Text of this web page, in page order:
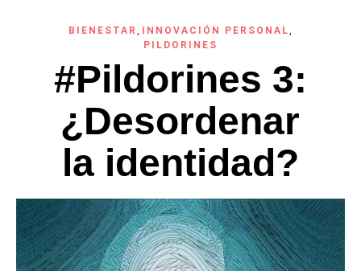
BIENESTAR, INNOVACIÓN PERSONAL,
PILDORINES
#Pildorines 3:
¿Desordenar
la identidad?